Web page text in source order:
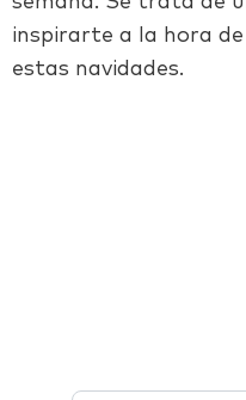
inspirarte a la hora
estas navidades.